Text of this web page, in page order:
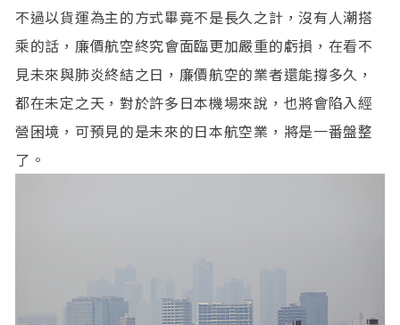
不過以貨運為主的方式畢竟不是長久之計，沒有人潮搭
乘的話，廉價航空終究會面臨更加嚴重的虧損，在看不
見未來與肺炎終結之日，廉價航空的業者還能撐多久，
都在未定之天，對於許多日本機場來說，也將會陷入經
營困境，可預見的是未來的日本航空業，將是一番盤整
了。